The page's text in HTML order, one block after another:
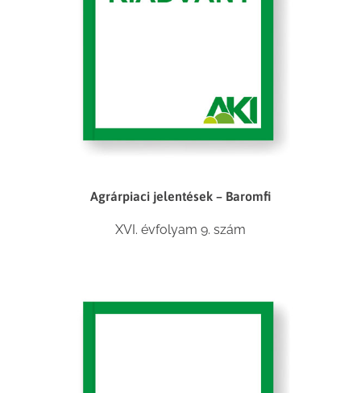
Agrárpiaci jelentések – Baromfi
XVI. évfolyam 9. szám